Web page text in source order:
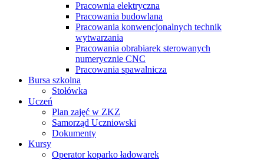
Pracownia elektryczna
Pracowania budowlana
Pracowania konwencjonalnych technik
wytwarzania
Pracowania obrabiarek sterowanych
numerycznie CNC
Pracowania spawalnicza
Bursa szkolna
Stołówka
Uczeń
Plan zajęć w ZKZ
Samorząd Uczniowski
Dokumenty
Kursy
Operator koparko ładowarek